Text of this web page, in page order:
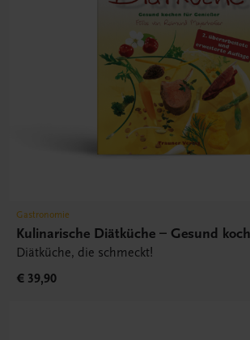
Gastronomie
Kulinarische Diätküche – Gesund
Diätküche, die schmeckt!
€ 39,90